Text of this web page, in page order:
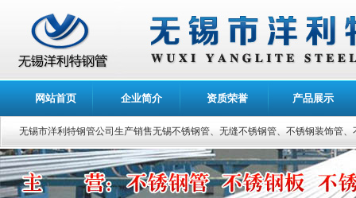
网站首页 企业简介 资质荣誉 产品展示
无锡市洋利特钢管公司生产销售无锡不锈钢管、无缝不锈钢管、不锈钢装饰管